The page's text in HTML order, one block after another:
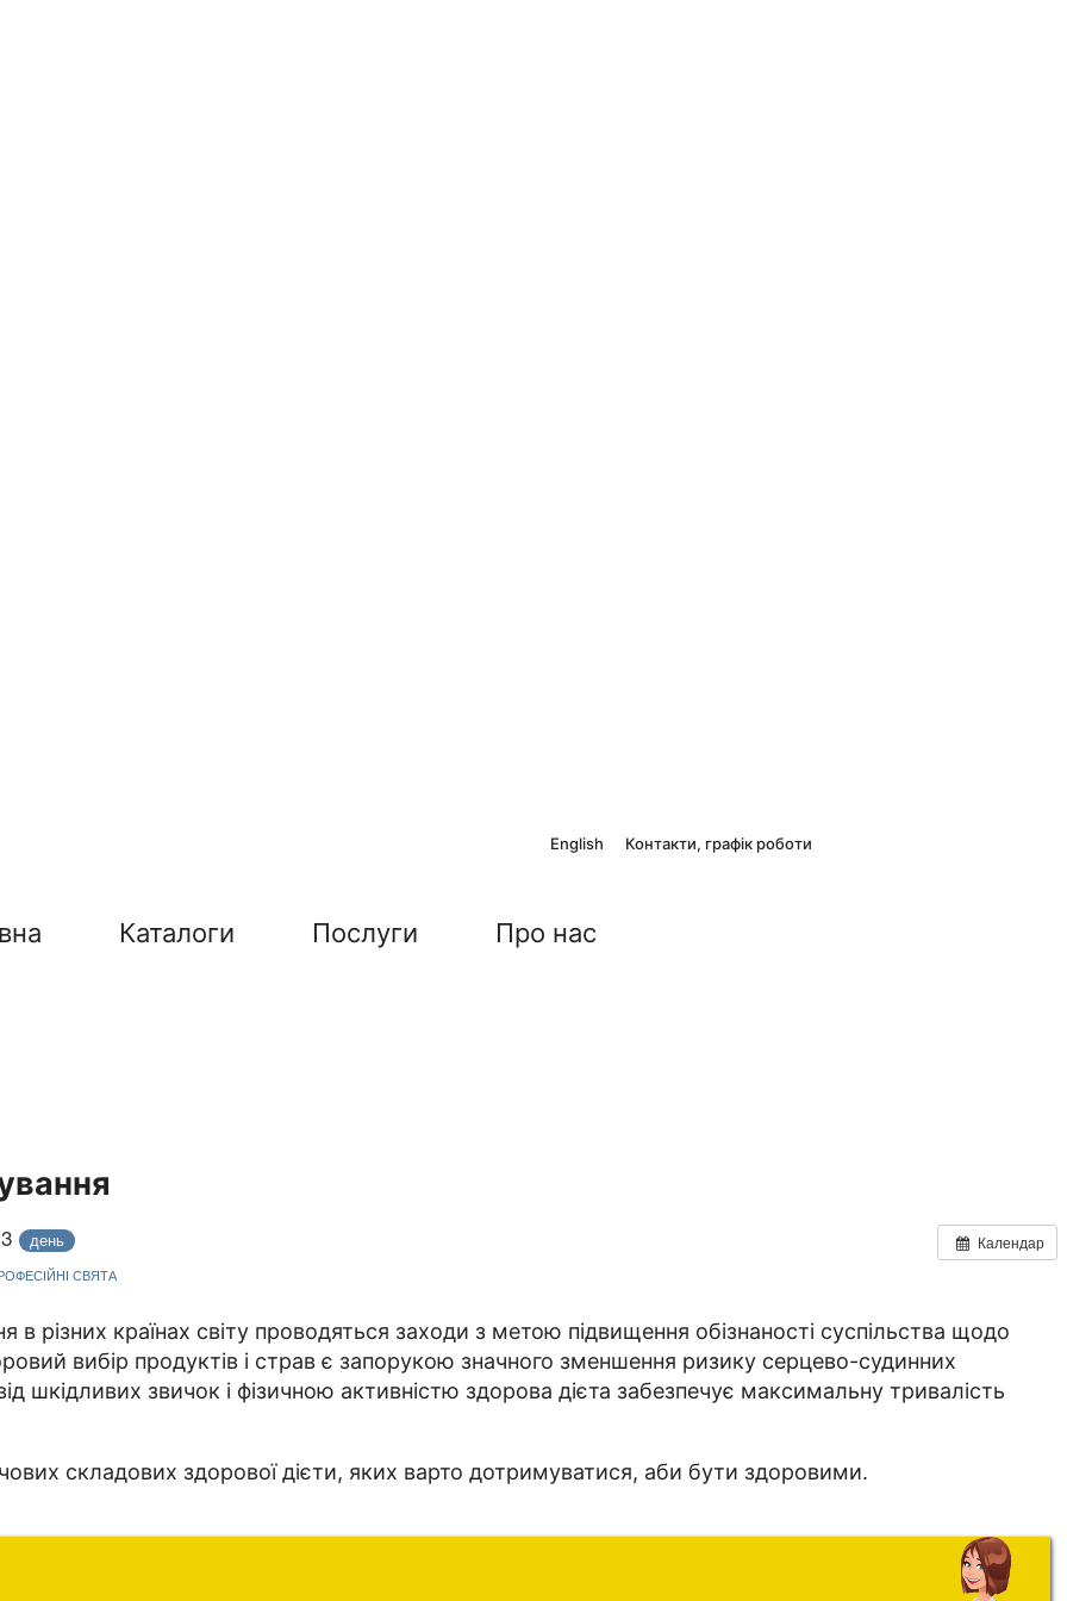
English Контакти, графік роботи
Каталоги Послуги Про нас
Календар
день
СВЯТА
в різних країнах світу проводяться заходи з метою підвищення обізнаності суспільства щодо
вибір продуктів і страв є запорукою значного зменшення ризику серцево-судинних
шкідливих звичок і фізичною активністю здорова дієта забезпечує максимальну тривалість
складових здорової дієти, яких варто дотримуватися, аби бути здоровими.